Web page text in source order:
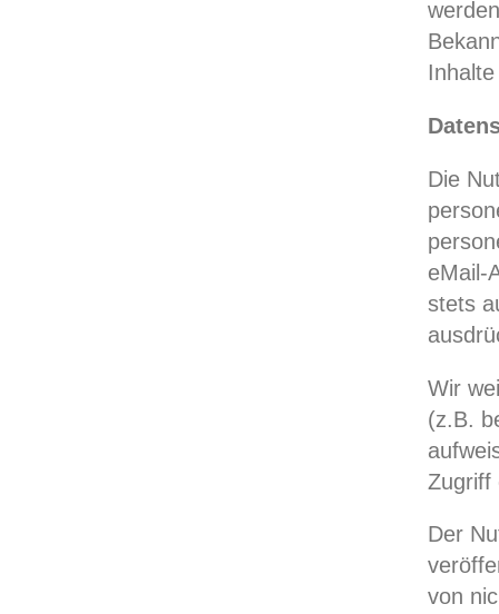
Die
eMail-
stets
Wir
(z.B.
Zugriff
Der
von